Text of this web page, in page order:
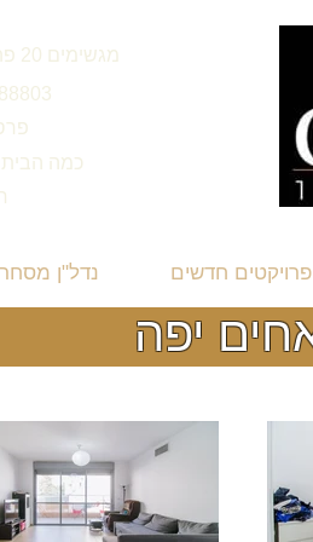
מגשימים 20 פתח תקווה
כמה הבית
פרויקטים חדשים נדל"ן